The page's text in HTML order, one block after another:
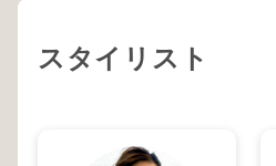
スタイリスト